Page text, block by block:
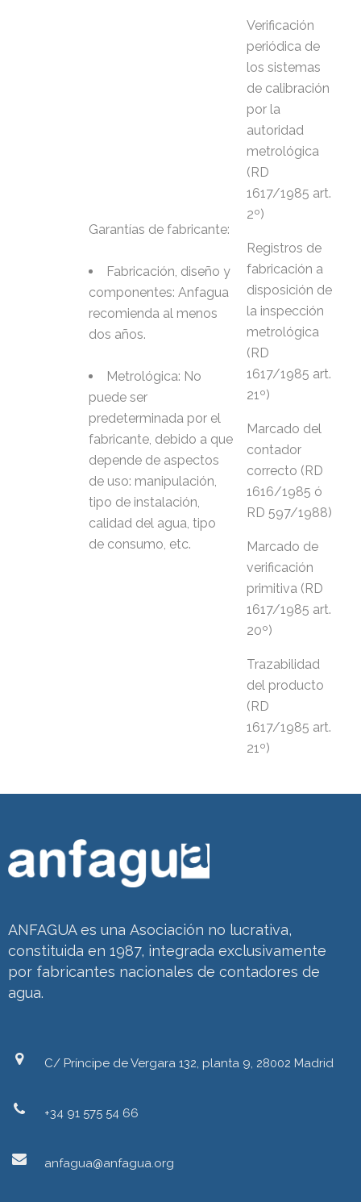
Garantías de fabricante:
Fabricación, diseño y
componentes: Anfagua
recomienda al menos
dos años.
Metrológica: No
puede ser
predeterminada por el
fabricante, debido a que
depende de aspectos
de uso: manipulación,
tipo de instalación,
calidad del agua, tipo
de consumo, etc.
Verificación
periódica de
los sistemas
de calibración
por la
autoridad
metrológica
(RD
1617/1985 art.
2º)
Registros de
fabricación a
disposición de
la inspección
metrológica
(RD
1617/1985 art.
21º)
Marcado del
contador
correcto (RD
1616/1985 ó
RD 597/1988)
Marcado de
verificación
primitiva (RD
1617/1985 art.
20º)
Trazabilidad
del producto
(RD
1617/1985 art.
21º)
ANFAGUA es una Asociación no lucrativa,
constituida en 1987, integrada exclusivamente
por fabricantes nacionales de contadores de
agua.
C/ Príncipe de Vergara 132, planta 9, 28002 Madrid
+34 91 575 54 66
anfagua@anfagua.org